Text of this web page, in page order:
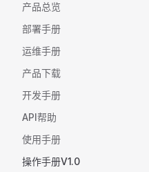
产品总览
部署手册
运维手册
产品下载
开发手册
API帮助
使用手册
操作手册V1.0